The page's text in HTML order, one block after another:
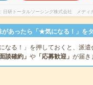
日研トータルソーシング株式会社 メディ
があったら「★気になる！」を
になる！」を押しておくと、派遣
談確約」 や 「応募歓迎」 が届き